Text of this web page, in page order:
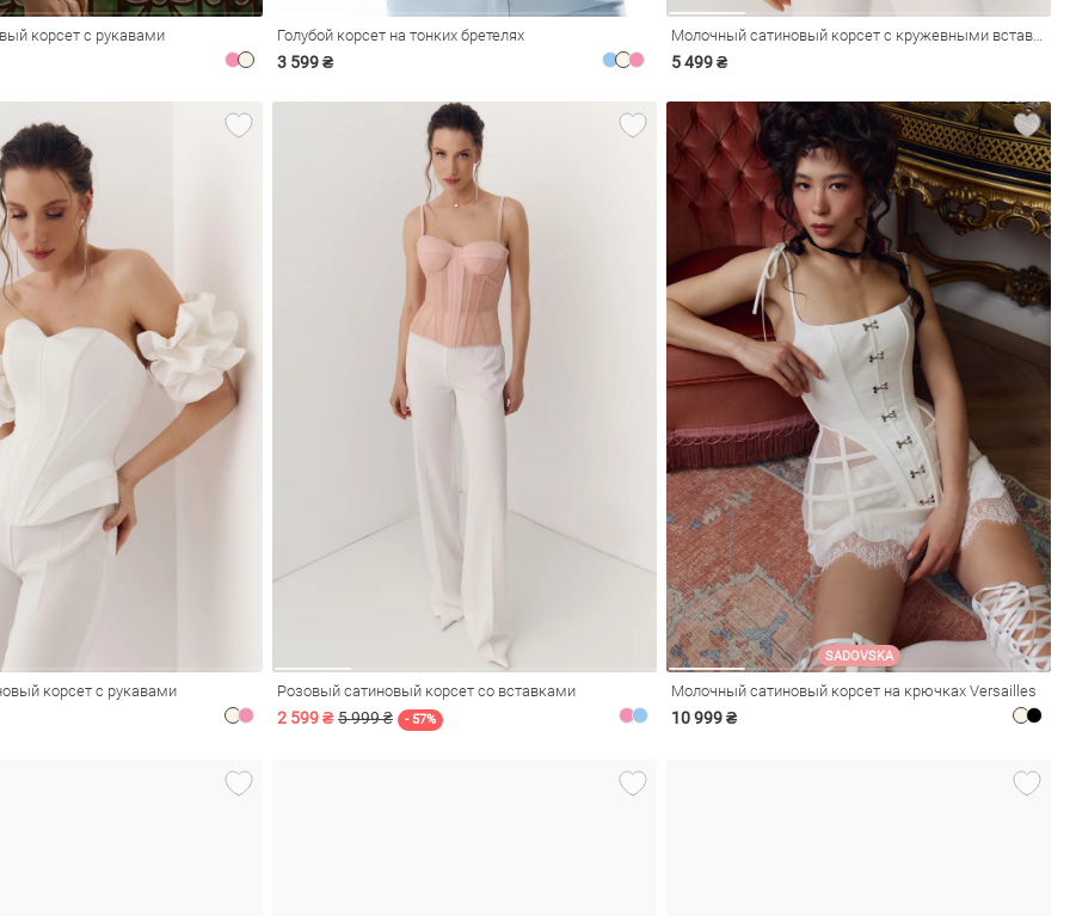
корсет с рукавами Голубой корсет на тонких бретелях
3 599 ₴
Молочный сатиновый корсет с кружевными вставками
5 499 ₴
корсет с рукавами Розовый сатиновый корсет со вставками
2 599 ₴ 5 999 ₴ - 57%
SADOVSKA
Молочный сатиновый корсет на крючках Versailles
10 999 ₴